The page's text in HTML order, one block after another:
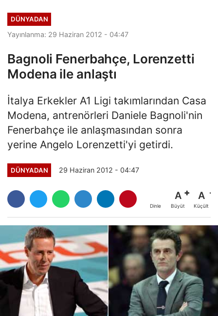
DÜNYADAN
Yayınlanma: 29 Haziran 2012 - 04:47
Bagnoli Fenerbahçe, Lorenzetti
Modena ile anlaştı
İtalya Erkekler A1 Ligi takımlarından Casa
Modena, antrenörleri Daniele Bagnoli'nin
Fenerbahçe ile anlaşmasından sonra
yerine Angelo Lorenzetti'yi getirdi.
DÜNYADAN 29 Haziran 2012 - 04:47
Dinle
A
Büyüt
A
Küçült